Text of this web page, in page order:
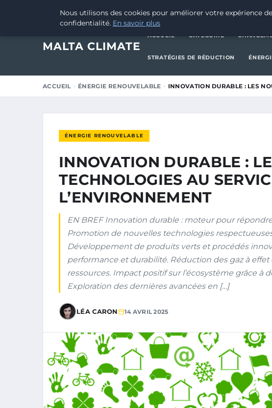
14 AVRIL 2025
MALTA CLIMATE
ACCUEIL CATÉGORIE
STRATÉGIES DE RÉDUCTION
ACCUEIL ÉNERGIE RENOUVELABLE INNOVATION DURABLE : LES
ÉNERGIE RENOUVELABLE
INNOVATION DURABLE :
TECHNOLOGIES AU
L’ENVIRONNEMENT
EN BREF Innovation durable : moteur pour
Promotion de nouvelles technologies
Développement de produits verts et procédés
performance et durabilité. Réduction des gaz à
ressources. Impact positif sur l’écosystème grâce à
Exploration des dernières avancées en […]
LÉA CARON 14 AVRIL 2025
Nous utilisons des cookies pour améliorer votre expérience
confidentialité. En savoir plus